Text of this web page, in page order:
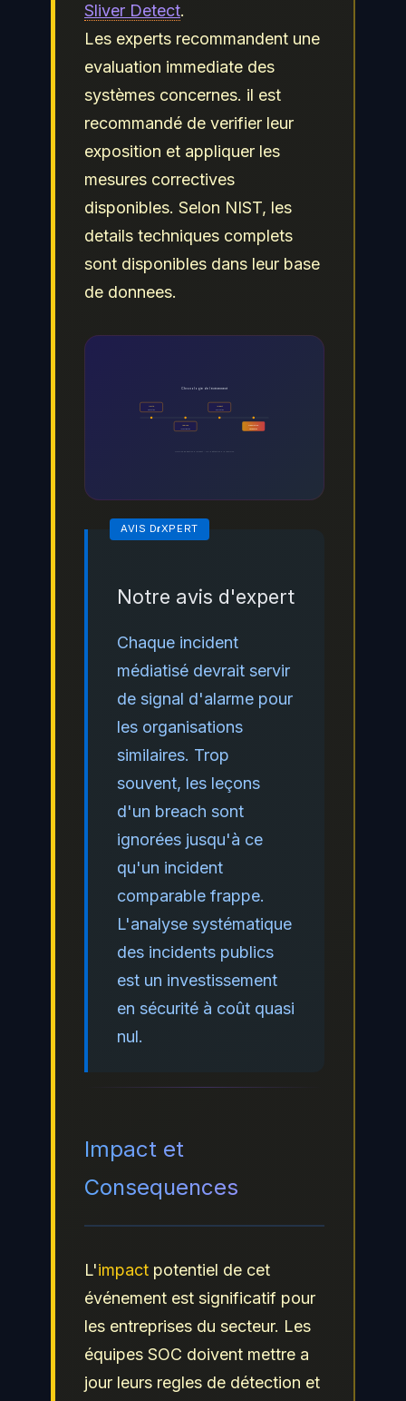
Sliver Detect.
Les experts recommandent une
evaluation immediate des
systèmes concernes. il est
recommandé de verifier leur
exposition et appliquer les
mesures correctives
disponibles. Selon NIST, les
details techniques complets
sont disponibles dans leur base
de donnees.
Alerte
Analyse
Impact
Resolution
Chronologie de l événement
Timeline de gestion d incident - De la détection a la resolution
Notre avis d'expert
Chaque incident
médiatisé devrait servir
de signal d'alarme pour
les organisations
similaires. Trop
souvent, les leçons
d'un breach sont
ignorées jusqu'à ce
qu'un incident
comparable frappe.
L'analyse systématique
des incidents publics
est un investissement
en sécurité à coût quasi
nul.
Impact et
Consequences
L'impact potentiel de cet
événement est significatif pour
les entreprises du secteur. Les
équipes SOC doivent mettre a
jour leurs regles de détection et